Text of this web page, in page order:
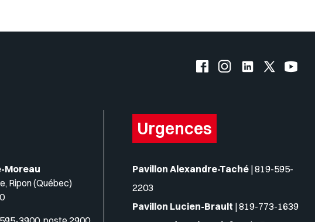
Facebook de l'UQO
Instagram de l'UQO
LinkedIn de
X
Moreau
Ripon (Québec)
Urgences
Pavillon Alexandre-Taché |819-595-
2203
Pavillon Lucien-Brault |819-773-1639